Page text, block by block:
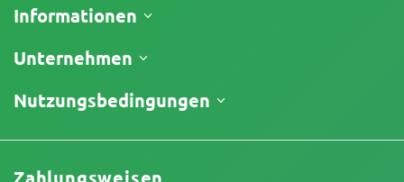
Informationen
Versand
Rückgaberecht
Unternehmen
Über uns
Testberichte
Affiliate-Partnerschaft
Nutzungsbedingungen
Geschäftsbedingungen